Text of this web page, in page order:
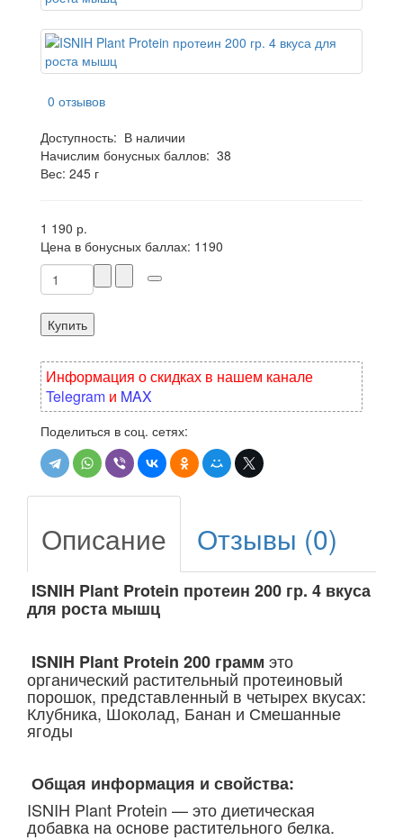
0 отзывов
Доступность: В наличии
Начислим бонусных баллов: 38
Вес: 245 г
1 190 р.
Цена в бонусных баллах: 1190
Купить
Информация о скидках в нашем канале
Telegram и MAX
Поделиться в соц. сетях:
Описание Отзывы (0)
ISNIH Plant Protein протеин 200 гр. 4 вкуса
для роста мышц
ISNIH Plant Protein 200 грамм это
органический растительный протеиновый
порошок, представленный в четырех вкусах:
Клубника, Шоколад, Банан и Смешанные
ягоды
Общая информация и свойства:
ISNIH Plant Protein — это диетическая
добавка на основе растительного белка.